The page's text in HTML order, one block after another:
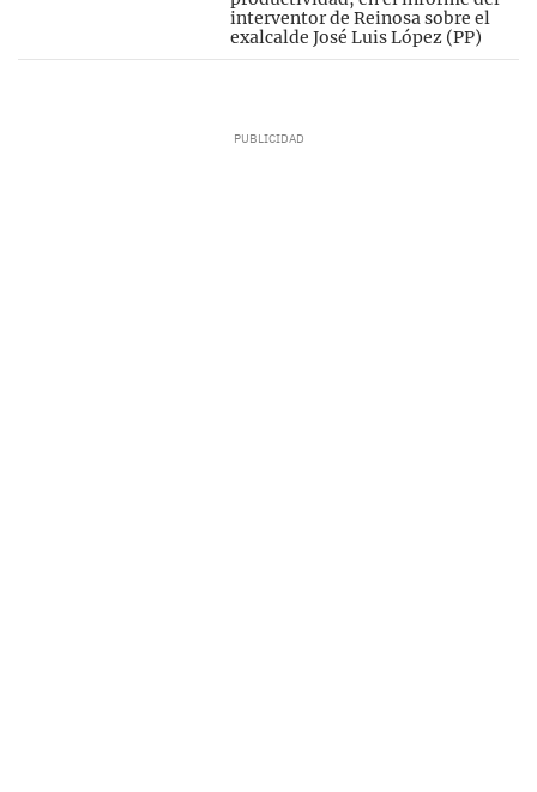
interventor de Reinosa sobre el
exalcalde José Luis López (PP)